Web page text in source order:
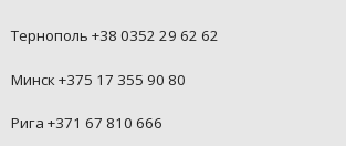
Тернополь +38 0352 29 62 62
Минск +375 17 355 90 80
Рига +371 67 810 666